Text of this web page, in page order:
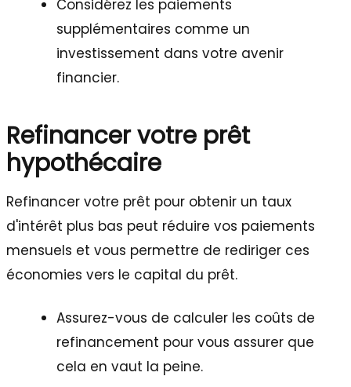
Considérez les paiements
supplémentaires comme un
investissement dans votre avenir
financier.
Refinancer votre prêt
hypothécaire
Refinancer votre prêt pour obtenir un taux
d'intérêt plus bas peut réduire vos paiements
mensuels et vous permettre de rediriger ces
économies vers le capital du prêt.
Assurez-vous de calculer les coûts de
refinancement pour vous assurer que
cela en vaut la peine.